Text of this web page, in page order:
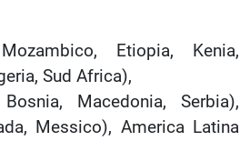
Etiopia, Kenia,
Sud Africa),
Macedonia, Serbia),
Messico), America Latina